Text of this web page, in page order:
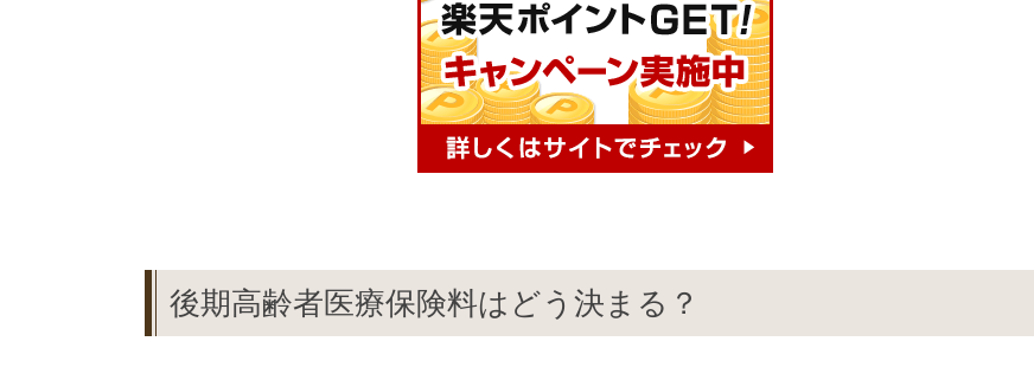
後期高齢者医療保険料はどう決まる？